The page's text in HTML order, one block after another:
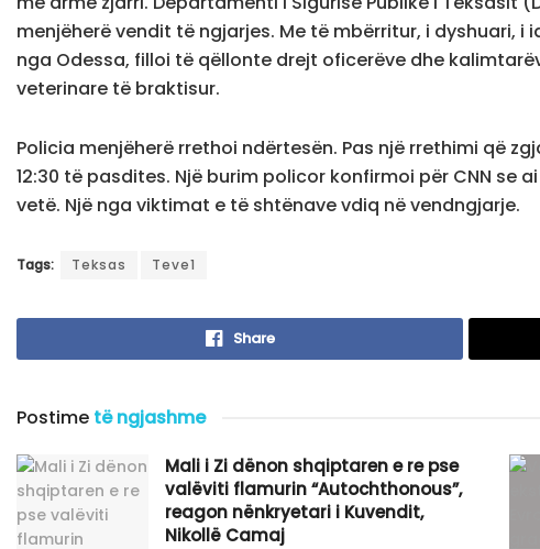
menjëherë vendit të ngjarjes. Me të mbërritur, i dyshuari,
nga Odessa, filloi të qëllonte drejt oficerëve dhe
veterinare të braktisur.
Policia menjëherë rrethoi ndërtesën. Pas një rrethimi që
12:30 të pasdites. Një burim policor konfirmoi për CNN se
vetë. Një nga viktimat e të shtënave vdiq në vendngjarje.
Tags: Teksas Teve1
Share
Postime të ngjashme
​Mali i Zi dënon shqiptaren e re pse
valëviti flamurin “Autochthonous”,
reagon nënkryetari i Kuvendit,
Nikollë Camaj